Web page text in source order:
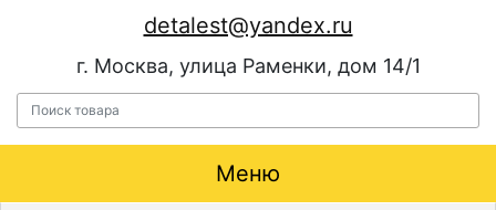
detalest@yandex.ru
г. Москва, улица Раменки, дом 14/1
Меню